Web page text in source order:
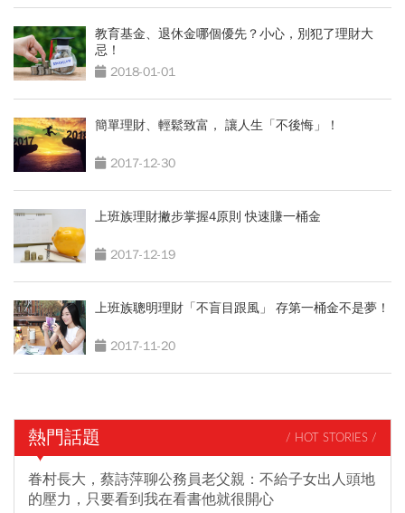
教育基金、退休金哪個優先？小心，別犯了理財大
忌！
2018-01-01
簡單理財、輕鬆致富， 讓人生「不後悔」！
2017-12-30
上班族理財撇步掌握4原則 快速賺一桶金
2017-12-19
上班族聰明理財「不盲目跟風」 存第一桶金不是夢！
2017-11-20
熱門話題 / HOT STORIES /
眷村長大，蔡詩萍聊公務員老父親：不給子女出人頭地
的壓力，只要看到我在看書他就很開心